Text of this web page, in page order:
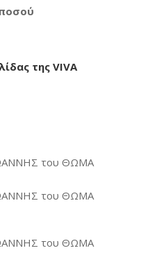
της VIVA
του ΘΩΜΑ
του ΘΩΜΑ
του ΘΩΜΑ